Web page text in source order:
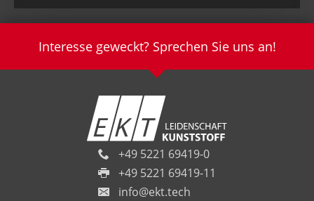
Interesse geweckt? Sprechen Sie uns an!
+49 5221 69419-0
+49 5221 69419-11
info@ekt.tech